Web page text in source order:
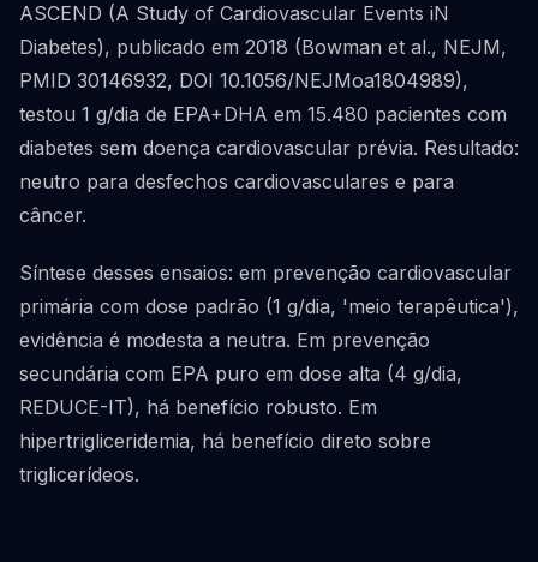
ASCEND (A Study of Cardiovascular Events iN
Diabetes), publicado em 2018 (Bowman et al., NEJM,
PMID 30146932, DOI 10.1056/NEJMoa1804989),
testou 1 g/dia de EPA+DHA em 15.480 pacientes com
diabetes sem doença cardiovascular prévia. Resultado:
neutro para desfechos cardiovasculares e para
câncer.
Síntese desses ensaios: em prevenção cardiovascular
primária com dose padrão (1 g/dia, 'meio terapêutica'),
evidência é modesta a neutra. Em prevenção
secundária com EPA puro em dose alta (4 g/dia,
REDUCE-IT), há benefício robusto. Em
hipertrigliceridemia, há benefício direto sobre
triglicerídeos.